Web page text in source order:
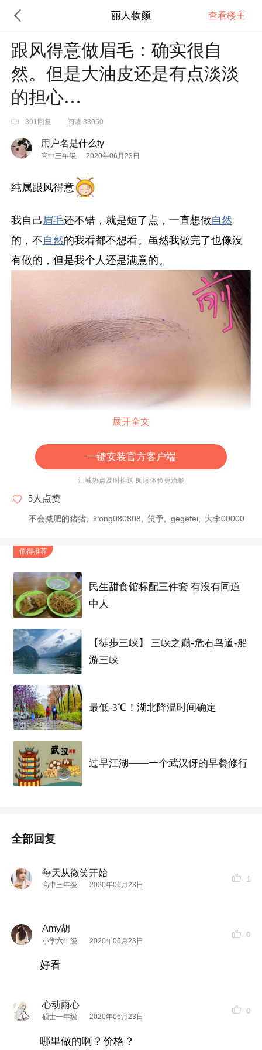
丽人妆颜 查看楼主
跟风得意做眉毛：确实很自
然。但是大油皮还是有点淡淡
的担心…
391回复 阅读 33050
用户名是什么ty
高中三年级 2020年06月23日
纯属跟风得意
我自己 眉毛还不错，就是短了点，一直想做自然
的，不自然的我看都不想看。虽然我做完了也像没
有做的，但是我个人还是满意的。
这个图是做眉毛
的人照的，我觉得她们也太佛系
展开全文
一键安装官方客户端
江城热点及时推送 阅读体验更流畅
5人点赞
不会减肥的猪猪 xiong080808 笑予 gegefei 大李00000
值得推荐
民生甜食馆标配三件套 有没有同道
中人
【徒步三峡】 三峡之巅-危石鸟道-船
游三峡
最低-3℃！湖北降温时间确定
过早江湖——一个武汉伢的早餐修行
全部回复
每天从微笑开始
高中三年级 2020年06月23日
1
Amy胡
小学六年级 2020年06月23日
0
好看
心动雨心
硕士一年级 2020年06月23日
0
哪里做的啊？价格？